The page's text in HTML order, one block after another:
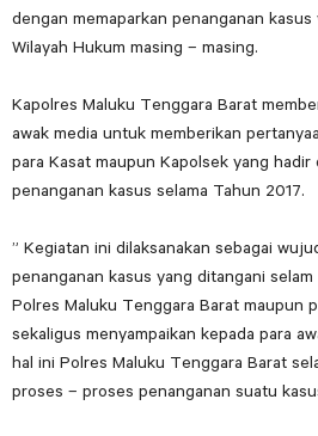
dengan memaparkan penanganan
Wilayah Hukum masing – masing.
Kapolres Maluku Tenggara Barat
awak media untuk memberikan
para Kasat maupun Kapolsek yang hadir
penanganan kasus selama Tahun 2017.
” Kegiatan ini dilaksanakan sebagai
penanganan kasus yang ditangani
Polres Maluku Tenggara Barat maupun
sekaligus menyampaikan kepada para
hal ini Polres Maluku Tenggara Barat
proses – proses penanganan suatu